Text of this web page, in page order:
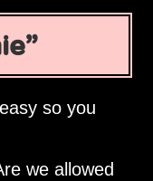
so you
we allowed